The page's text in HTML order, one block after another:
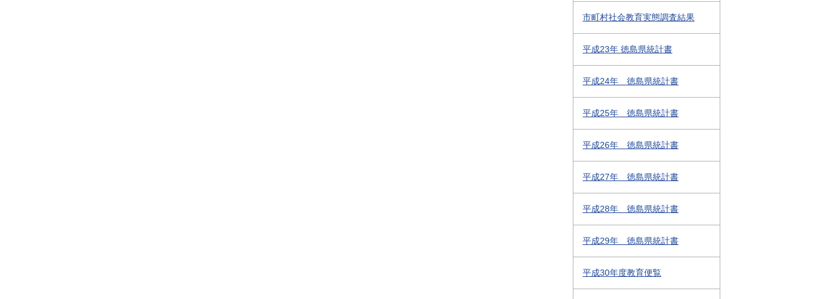
市町村社会教育実態調査結果
平成23年 徳島県統計書
平成24年 徳島県統計書
平成25年 徳島県統計書
平成26年 徳島県統計書
平成27年 徳島県統計書
平成28年 徳島県統計書
平成29年 徳島県統計書
平成30年度教育便覧